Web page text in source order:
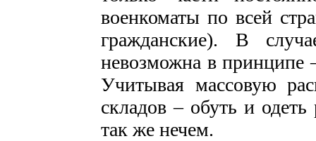
военкоматы по всей
гражданские). В
невозможна в принципе
Учитывая массовую
складов – обуть и одеть
так же нечем.